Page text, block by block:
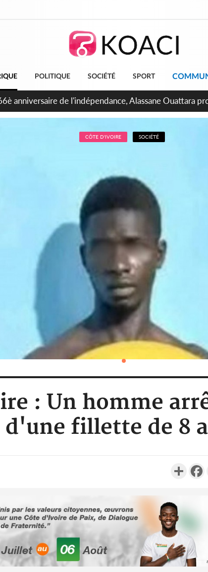
POLITIQUE SOCIÉTÉ SPORT
Abidjan, Amadou Oury Bah admire le modèle ivoirien
de la Guinée
CÔTE D'IVOIRE SOCIÉTÉ
: Un homme
fillette de 8